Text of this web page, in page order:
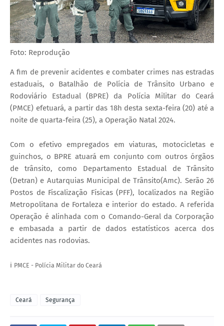
Foto: Reprodução
A fim de prevenir acidentes e combater crimes nas estradas
estaduais, o Batalhão de Polícia de Trânsito Urbano e
Rodoviário Estadual (BPRE) da Polícia Militar do Ceará
(PMCE) efetuará, a partir das 18h desta sexta-feira (20) até a
noite de quarta-feira (25), a Operação Natal 2024.
Com o efetivo empregados em viaturas, motocicletas e
guinchos, o BPRE atuará em conjunto com outros órgãos
de trânsito, como Departamento Estadual de Trânsito
(Detran) e Autarquias Municipal de Trânsito(Amc). Serão 26
Postos de Fiscalização Físicas (PFF), localizados na Região
Metropolitana de Fortaleza e interior do estado. A referida
Operação é alinhada com o Comando-Geral da Corporação
e embasada a partir de dados estatísticos acerca dos
acidentes nas rodovias.
ℹ️ PMCE - Polícia Militar do Ceará
Ceará Segurança